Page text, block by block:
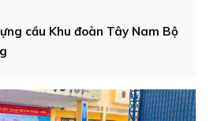
cầu Khu đoàn Tây Nam Bộ